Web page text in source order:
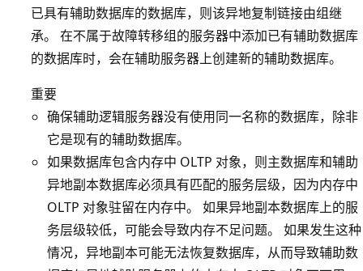
已具有辅助数据库的数据库，则该异地复制链接由组继
承。 在不属于故障转移组的服务器中添加已有辅助数据库
的数据库时，会在辅助服务器上创建新的辅助数据库。
重要
确保辅助逻辑服务器没有使用同一名称的数据库，除非
它是现有的辅助数据库。
如果数据库包含内存中 OLTP 对象，则主数据库和辅助
异地副本数据库必须具有匹配的服务层级，因为内存中
OLTP 对象驻留在内存中。 如果异地副本数据库上的服
务层级较低，可能会导致内存不足问题。 如果发生这种
情况，异地副本可能无法恢复数据库，从而导致辅助数